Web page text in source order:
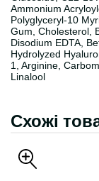
Ammonium
Polyglyceryl-10
Gum, Cholesterol,
Disodium EDTA,
Hydrolyzed
1, Arginine,
Linalool
Схожі